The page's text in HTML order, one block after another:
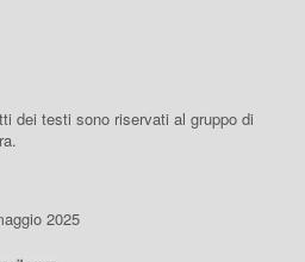
dei testi sono riservati al gruppo di
2025